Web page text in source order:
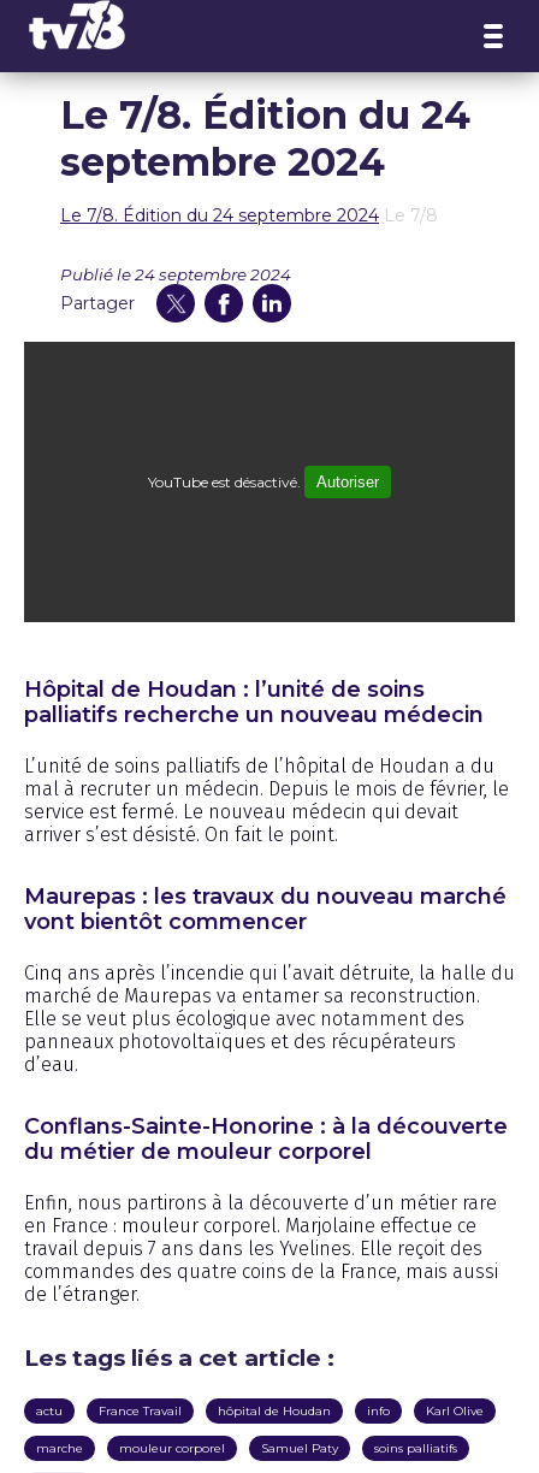
Le 7/8. Édition du 24
septembre 2024
Le 7/8. Édition du 24 septembre 2024 Le 7/8
Publié le 24 septembre 2024
Partager
YouTube est désactivé. Autoriser
Hôpital de Houdan : l’unité de soins
palliatifs recherche un nouveau médecin
L’unité de soins palliatifs de l’hôpital de Houdan a du
mal à recruter un médecin. Depuis le mois de février, le
service est fermé. Le nouveau médecin qui devait
arriver s’est désisté. On fait le point.
Maurepas : les travaux du nouveau marché
vont bientôt commencer
Cinq ans après l’incendie qui l’avait détruite, la halle du
marché de Maurepas va entamer sa reconstruction.
Elle se veut plus écologique avec notamment des
panneaux photovoltaïques et des récupérateurs
d’eau.
Conflans-Sainte-Honorine : à la découverte
du métier de mouleur corporel
Enfin, nous partirons à la découverte d’un métier rare
en France : mouleur corporel. Marjolaine effectue ce
travail depuis 7 ans dans les Yvelines. Elle reçoit des
commandes des quatre coins de la France, mais aussi
de l’étranger.
Les tags liés a cet article :
actu France Travail hôpital de Houdan info Karl Olive
marche mouleur corporel Samuel Paty soins palliatifs
Panneau de gestion des cookies